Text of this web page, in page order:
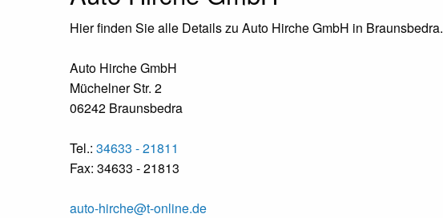
Hier finden Sie alle Details zu Auto Hirche GmbH in Braunsbedra.
Auto Hirche GmbH
Müchelner Str. 2
06242 Braunsbedra
Tel.: 34633 - 21811
Fax: 34633 - 21813
auto-hirche@t-online.de